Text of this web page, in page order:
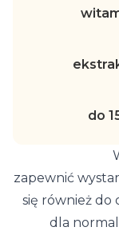
do
zapewnić
się również
dla